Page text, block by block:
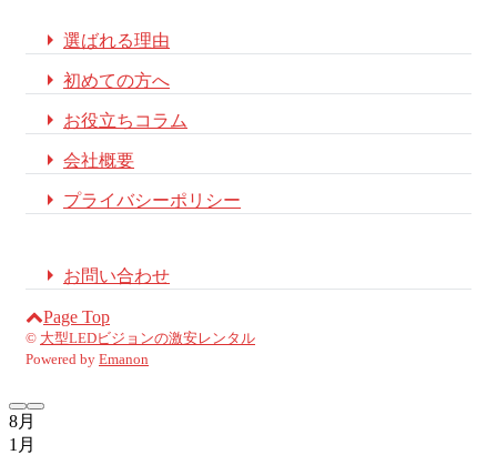
 選ばれる理由
 初めての方へ
 お役立ちコラム
 会社概要
 プライバシーポリシー
 お問い合わせ
Page Top
© 大型LEDビジョンの激安レンタル
Powered by Emanon
8月
1月